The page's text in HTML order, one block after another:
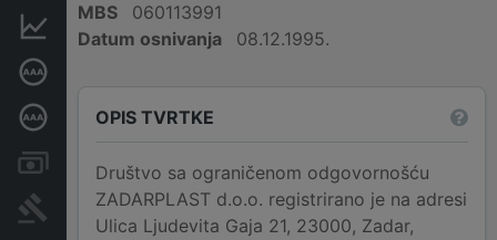
Dubinska bonitetna ocjena
Računi i blokade
Sudske objave
MBS
060113991
Datum osnivanja
08.12.1995.
OPIS TVRTKE
Društvo sa ograničenom odgovornošću
ZADARPLAST d.o.o. registrirano je na adresi
Ulica Ljudevita Gaja 21, 23000, Zadar,